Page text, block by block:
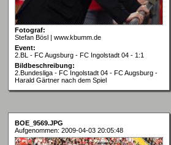
Fotograf:
Stefan Bösl | www.kbumm.de
Event:
2.BL - FC Augsburg - FC Ingolstadt 04 - 1:1
Bildbeschreibung:
2.Bundesliga - FC Ingolstadt 04 - FC Augsburg -
Harald Gärtner nach dem Spiel
BOE_9569.JPG
Aufgenommen: 2009-04-03 20:05:48